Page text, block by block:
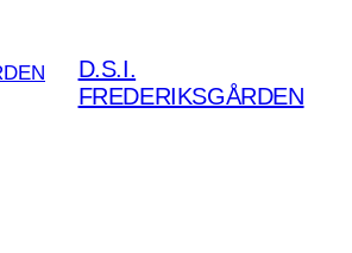
D.S.I.
FREDERIKSGÅRDEN